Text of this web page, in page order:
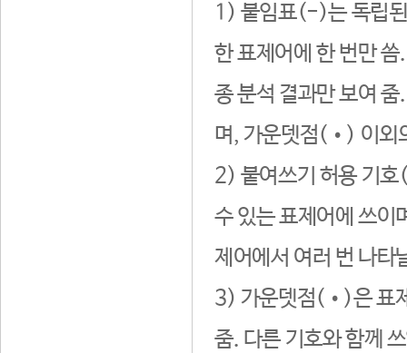
1) 붙임표(-)는 독립된
한 표제어에 한 번만
종 분석 결과만 보여
며, 가운뎃점(•) 이외
2) 붙여쓰기 허용 기호
수 있는 표제어에 쓰이
제어에서 여러 번 나타
3) 가운뎃점(•)은 표
줌. 다른 기호와 함께